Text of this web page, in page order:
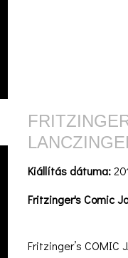
Kiállítás dátuma:
Fritzinger's Comic
Fritzinger’s